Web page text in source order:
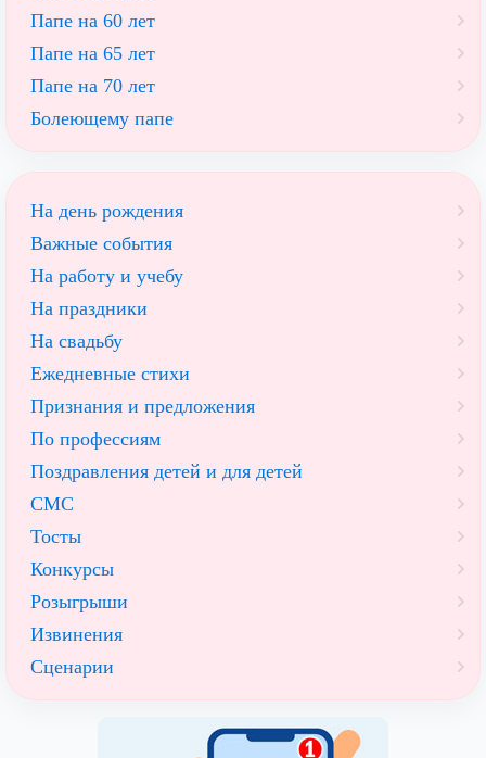
Папе на 60 лет
Папе на 65 лет
Папе на 70 лет
Болеющему папе
На день рождения
Важные события
На работу и учебу
На праздники
На свадьбу
Ежедневные стихи
Признания и предложения
По профессиям
Поздравления детей и для детей
СМС
Тосты
Конкурсы
Розыгрыши
Извинения
Сценарии